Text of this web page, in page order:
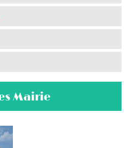
Mairie